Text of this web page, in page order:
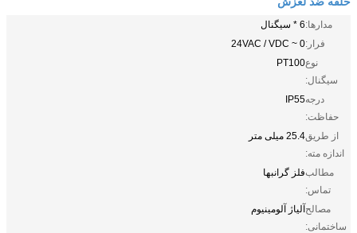
مدارها:6 * سیگنال
فرار:0 ~ 24VAC / VDC
نوع
سیگنال:
PT100
درجه
حفاظت:
IP55
از طریق
اندازه مته:
25.4 میلی متر
مطالب
تماس:
فلز گرانبها
مصالح
ساختمانی:
آلیاژ آلومینیوم